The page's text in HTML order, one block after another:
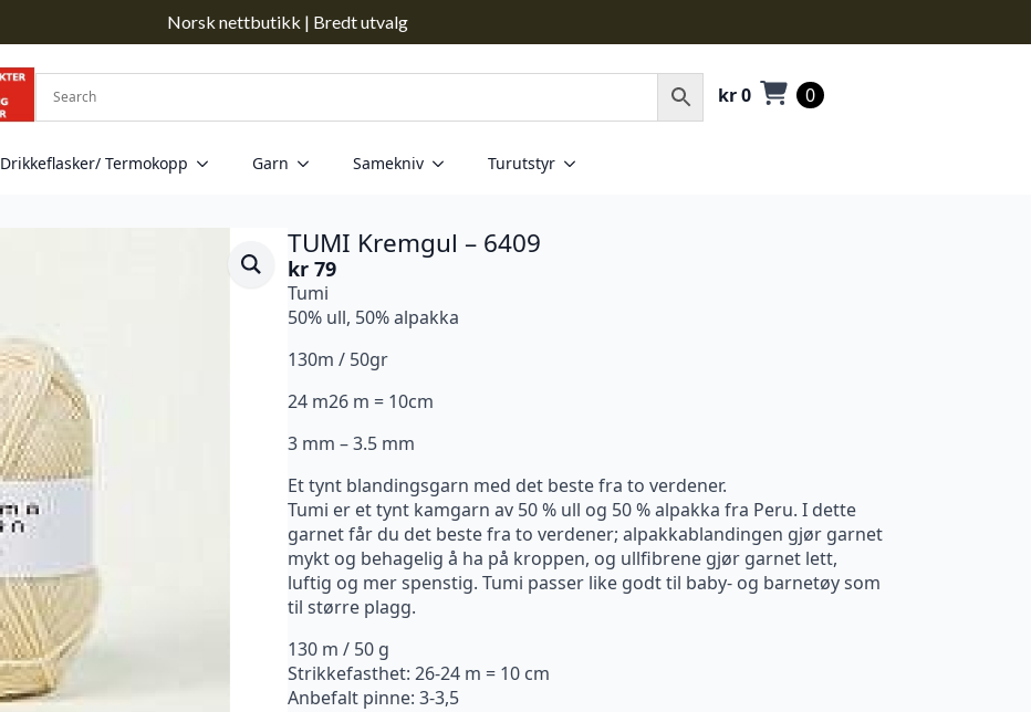
Norsk nettbutikk | Bredt utvalg
kr0 0
Drikkeflasker/ Termokopp Garn Samekniv Turutstyr
TUMI Kremgul – 6409
kr 79
Tumi
50% ull, 50% alpakka
130m / 50gr
24 m26 m = 10cm
3 mm – 3.5 mm
Et tynt blandingsgarn med det beste fra to verdener.
Tumi er et tynt kamgarn av 50 % ull og 50 % alpakka fra Peru. I dette
garnet får du det beste fra to verdener; alpakkablandingen gjør garnet
mykt og behagelig å ha på kroppen, og ullfibrene gjør garnet lett,
luftig og mer spenstig. Tumi passer like godt til baby- og barnetøy som
til større plagg.
130 m / 50 g
Strikkefasthet: 26-24 m = 10 cm
Anbefalt pinne: 3-3,5